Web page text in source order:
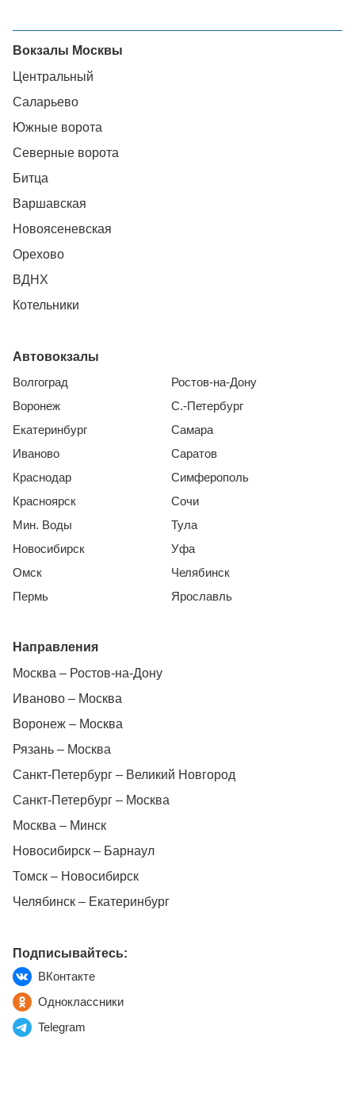
Вокзалы Москвы
Центральный
Саларьево
Южные ворота
Северные ворота
Битца
Варшавская
Новоясеневская
Орехово
ВДНХ
Котельники
Автовокзалы
Волгоград
Воронеж
Екатеринбург
Иваново
Краснодар
Красноярск
Мин. Воды
Новосибирск
Омск
Пермь
Ростов-на-Дону
С.-Петербург
Самара
Саратов
Симферополь
Сочи
Тула
Уфа
Челябинск
Ярославль
Направления
Москва – Ростов-на-Дону
Иваново – Москва
Воронеж – Москва
Рязань – Москва
Санкт-Петербург – Великий Новгород
Санкт-Петербург – Москва
Москва – Минск
Новосибирск – Барнаул
Томск – Новосибирск
Челябинск – Екатеринбург
Подписывайтесь:
ВКонтакте
Одноклассники
Telegram